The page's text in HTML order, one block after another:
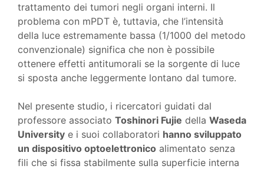
trattamento dei tumori negli organi interni. Il
problema con mPDT è, tuttavia, che l’intensità
della luce estremamente bassa (1/1000 del metodo
convenzionale) significa che non è possibile
ottenere effetti antitumorali se la sorgente di luce
si sposta anche leggermente lontano dal tumore.
Nel presente studio, i ricercatori guidati dal
professore associato Toshinori Fujie della Waseda
University e i suoi collaboratori hanno sviluppato
un dispositivo optoelettronico alimentato senza
fili che si fissa stabilmente sulla superficie interna